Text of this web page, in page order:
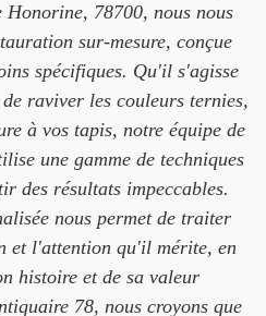
Honorine, 78700, nous nous
sur-mesure, conçue
spécifiques. Qu'il s'agisse
raviver les couleurs ternies,
à vos tapis, notre équipe de
une gamme de techniques
des résultats impeccables.
nous permet de traiter
et l'attention qu'il mérite, en
histoire et de sa valeur
78, nous croyons que